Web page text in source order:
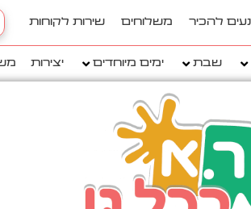
נעים להכיר משלוחים שירות לקוחות
שבת ימים מיוחדים יצירות